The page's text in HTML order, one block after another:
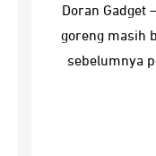
Doran Gadget
goreng masih
sebelumnya